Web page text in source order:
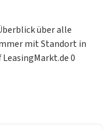
über alle
mit Standort in
0